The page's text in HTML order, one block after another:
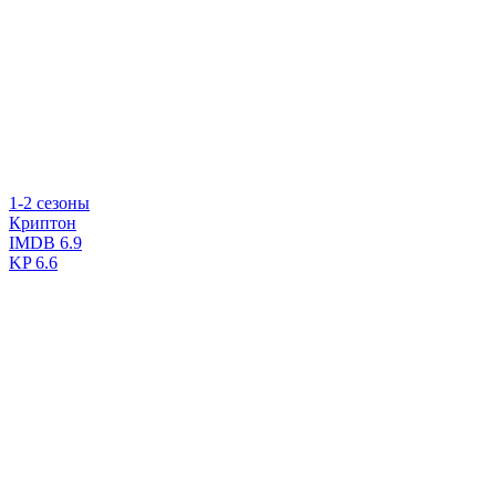
1-2 сезоны
Криптон
IMDB 6.9
KP6.6